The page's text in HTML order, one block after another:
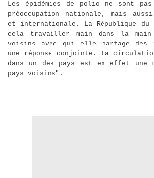
Les épidémies de polio ne sont pas
préoccupation nationale, mais
et internationale. La République du
cela travailler main dans la main
voisins avec qui elle partage des
une réponse conjointe. La
dans un des pays est en effet une
pays voisins".